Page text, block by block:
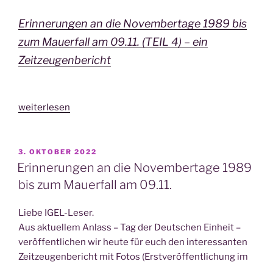
Erin­ne­run­gen an die Novem­ber­ta­ge 1989 bis
zum Mau­er­fall am 09.11. (TEIL 4) – ein
Zeitzeugenbericht
„Erin­
gen
an
die
ber­
ta­
ge
1989
weiterlesen
VERÖFFENTLICHT
AM
3. OKTOBER 2022
Erinnerungen an die Novembertage 1989
bis zum Mauerfall am 09.11.
Lie­be IGEL-Leser.
Aus aktu­el­lem Anlass – Tag der Deut­schen Ein­heit –
ver­öf­fent­li­chen wir heu­te für euch den inter­es­san­ten
Zeit­zeu­gen­be­richt mit Fotos (Erst­ver­öf­fent­li­chung im